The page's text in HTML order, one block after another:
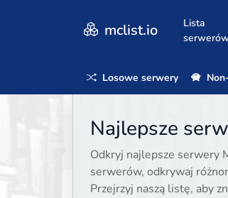
mclist.io
Lista
Losowe serwery
Najlepsze
Odkryj najlepsze serwery
serwerów, odkrywaj
Przejrzyj naszą listę, aby